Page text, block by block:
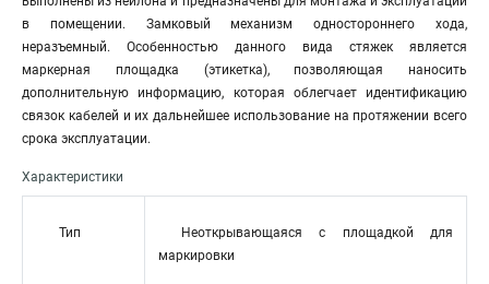
в помещении. Замковый механизм одностороннего хода,
неразъемный. Особенностью данного вида стяжек является
маркерная площадка (этикетка), позволяющая наносить
дополнительную информацию, которая облегчает идентификацию
связок кабелей и их дальнейшее использование на протяжении всего
срока эксплуатации.
Характеристики
Тип
Неоткрывающаяся с площадкой для
маркировки